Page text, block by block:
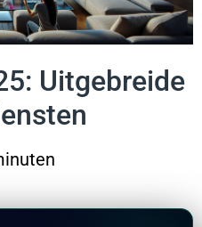
Uitgebreide